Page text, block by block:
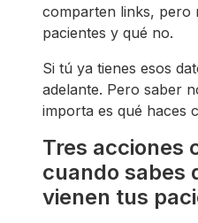
comparten links, pero
pacientes y qué no.
Si tú ya tienes esos
adelante. Pero saber
importa es qué haces
Tres acciones
cuando sabes
vienen tus